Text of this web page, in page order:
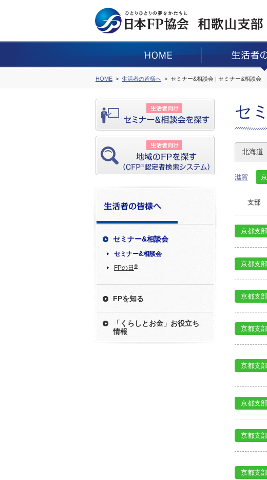
HOME 生活者の皆様へ セミナー&相談会 | セミナー&相談会
セミナー&相談会
セミナー&相談会
FPの日 ®
FPを知る
「くらしとお金」お役立ち
情報
セ
北海道
滋賀
支部
京都支部
京都支部
京都支部
京都支部
京都支部
京都支部
京都支部
京都支部